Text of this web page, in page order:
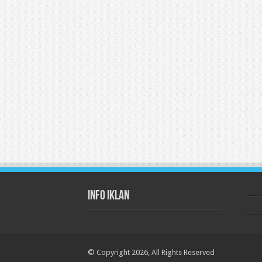
Info Iklan
© Copyright 2026, All Rights Reserved